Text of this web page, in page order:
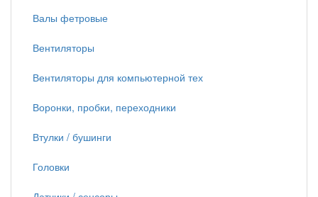
Валы фетровые
Вентиляторы
Вентиляторы для компьютерной тех
Воронки, пробки, переходники
Втулки / бушинги
Головки